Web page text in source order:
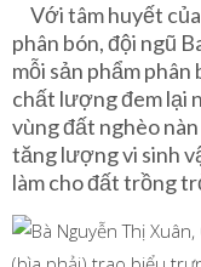
Với tâm huyết
phân bón, đội ngũ
mỗi sản phẩm
chất lượng đem lại
vùng đất nghèo
tăng lượng vi sinh
làm cho đất trồng